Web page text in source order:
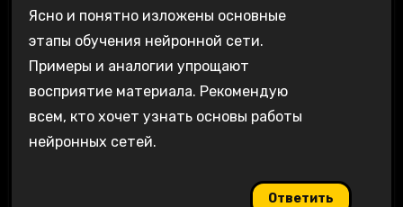
Ясно и понятно изложены основные
этапы обучения нейронной сети.
Примеры и аналогии упрощают
восприятие материала. Рекомендую
всем, кто хочет узнать основы работы
нейронных сетей.
Ответить